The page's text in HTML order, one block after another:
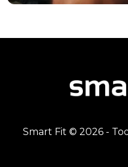
Smart Fit © 2026 -